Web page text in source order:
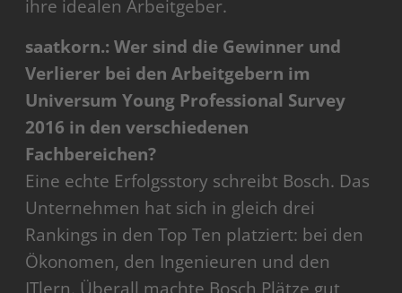
ihre idealen Arbeitgeber.
saatkorn.: Wer sind die Gewinner und
Verlierer bei den Arbeitgebern im
Universum Young Professional Survey
2016 in den verschiedenen
Fachbereichen?
Eine echte Erfolgsstory schreibt Bosch. Das
Unternehmen hat sich in gleich drei
Rankings in den Top Ten platziert: bei den
Ökonomen, den Ingenieuren und den